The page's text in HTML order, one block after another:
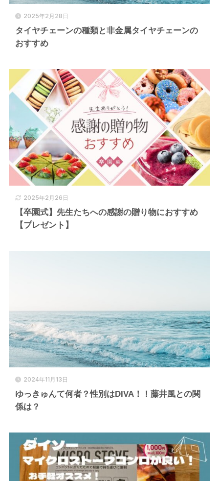
2025年2月28日
タイヤチェーンの種類と非金属タイヤチェーンの
おすすめ
2025年2月26日
【卒園式】先生たちへの感謝の贈り物におすすめ
【プレゼント】
2024年11月13日
ゆっきゅんて何者？性別はDIVA！！藤井風との関
係は？